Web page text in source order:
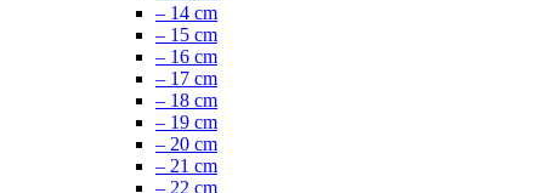
– 14 cm
– 15 cm
– 16 cm
– 17 cm
– 18 cm
– 19 cm
– 20 cm
– 21 cm
– 22 cm